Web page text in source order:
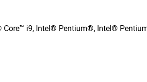
Core™ i9, Intel® Pentium®, Intel®